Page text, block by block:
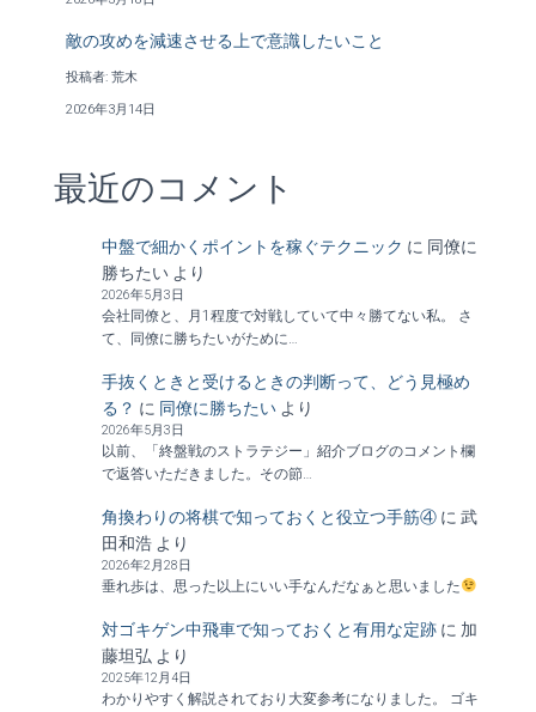
敵の攻めを減速させる上で意識したいこと
投稿者: 荒木
2026年3月14日
最近のコメント
中盤で細かくポイントを稼ぐテクニック に 同僚に
勝ちたい より
2026年5月3日
会社同僚と、月1程度で対戦していて中々勝てない私。 さ
て、同僚に勝ちたいがために…
手抜くときと受けるときの判断って、どう見極め
る？ に 同僚に勝ちたい より
2026年5月3日
以前、「終盤戦のストラテジー」紹介ブログのコメント欄
で返答いただきました。その節…
角換わりの将棋で知っておくと役立つ手筋④ に 武
田和浩 より
2026年2月28日
垂れ歩は、思った以上にいい手なんだなぁと思いました
対ゴキゲン中飛車で知っておくと有用な定跡 に 加
藤坦弘 より
2025年12月4日
わかりやすく解説されており大変参考になりました。 ゴキ